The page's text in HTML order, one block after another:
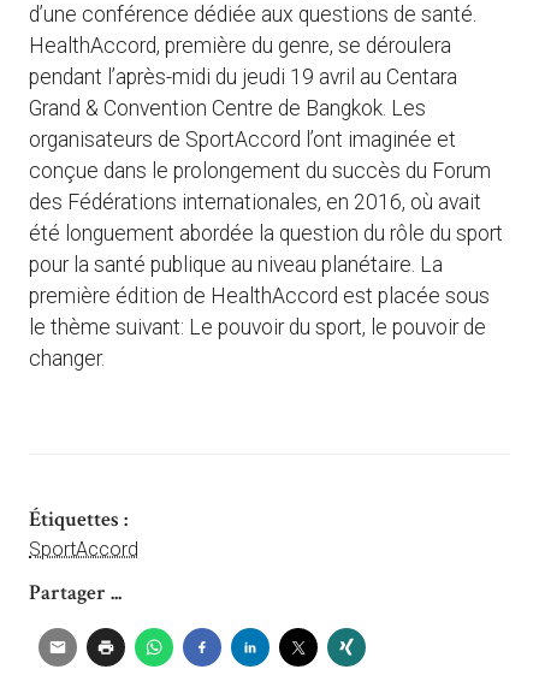
d’une conférence dédiée aux questions de santé.
HealthAccord, première du genre, se déroulera
pendant l’après-midi du jeudi 19 avril au Centara
Grand & Convention Centre de Bangkok. Les
organisateurs de SportAccord l’ont imaginée et
conçue dans le prolongement du succès du Forum
des Fédérations internationales, en 2016, où avait
été longuement abordée la question du rôle du sport
pour la santé publique au niveau planétaire. La
première édition de HealthAccord est placée sous
le thème suivant: Le pouvoir du sport, le pouvoir de
changer.
Étiquettes :
SportAccord
Partager ...